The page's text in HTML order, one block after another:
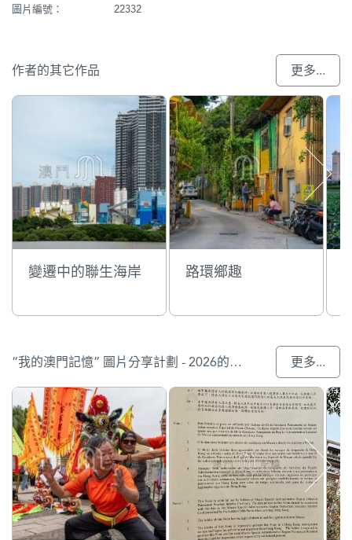
圖片編號：
22332
作者的其它作品 更多...
變遷中的聯生海岸 路環鄉趣
“我的澳門記憶” 圖片分享計劃 - 2026的參與作品 更多...